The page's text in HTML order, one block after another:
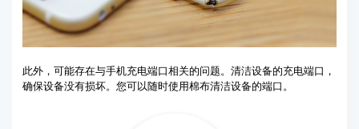
此外，可能存在与手机充电端口相关的问题。清洁设备的充电端口，
确保设备没有损坏。您可以随时使用棉布清洁设备的端口。